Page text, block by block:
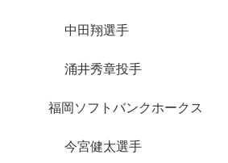
中田翔選手
涌井秀章投手
福岡ソフトバンクホークス
今宮健太選手